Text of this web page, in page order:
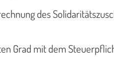
des
Grad mit dem